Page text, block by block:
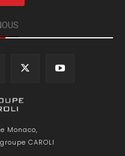
Monaco,
CAROLI